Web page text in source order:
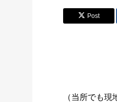
特許
Post
（当所でも